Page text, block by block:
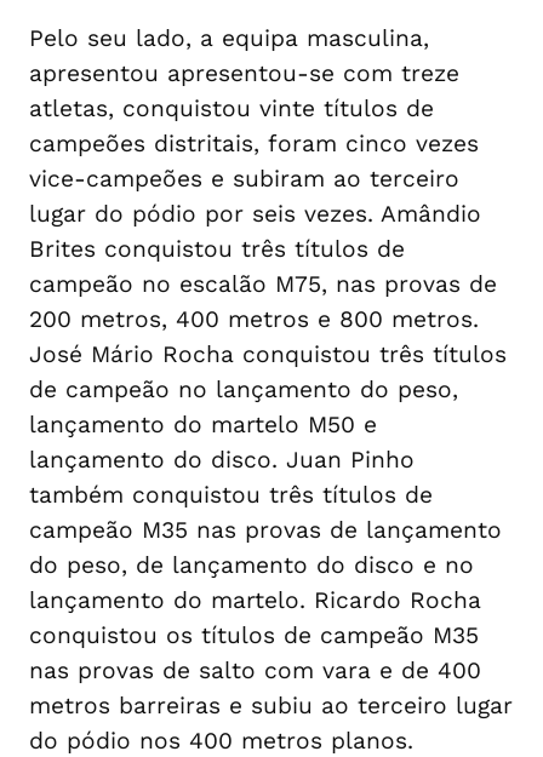
Pelo seu lado, a equipa masculina,
apresentou apresentou-se com treze
atletas, conquistou vinte títulos de
campeões distritais, foram cinco vezes
vice-campeões e subiram ao terceiro
lugar do pódio por seis vezes. Amândio
Brites conquistou três títulos de
campeão no escalão M75, nas provas de
200 metros, 400 metros e 800 metros.
José Mário Rocha conquistou três títulos
de campeão no lançamento do peso,
lançamento do martelo M50 e
lançamento do disco. Juan Pinho
também conquistou três títulos de
campeão M35 nas provas de lançamento
do peso, de lançamento do disco e no
lançamento do martelo. Ricardo Rocha
conquistou os títulos de campeão M35
nas provas de salto com vara e de 400
metros barreiras e subiu ao terceiro lugar
do pódio nos 400 metros planos.